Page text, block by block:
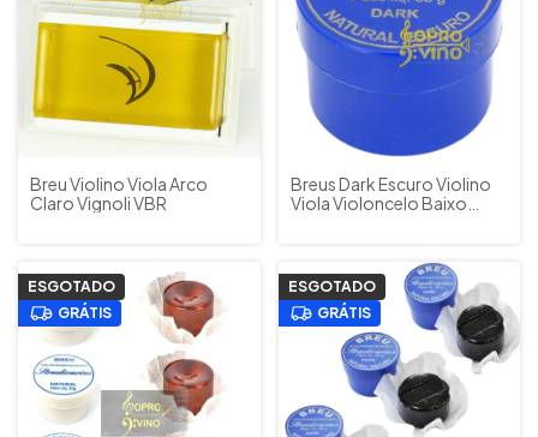
Breu Violino Viola Arco
Claro Vignoli VBR
Breus Dark Escuro Violino
Viola Violoncelo Baixo
ESGOTADO
GRÁTIS
ESGOTADO
GRÁTIS